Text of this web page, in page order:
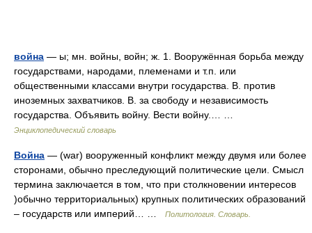
война — ы; мн. войны, войн; ж. 1. Вооружённая борьба между
государствами, народами, племенами и т.п. или
общественными классами внутри государства. В. против
иноземных захватчиков. В. за свободу и независимость
государства. Объявить войну. Вести войну.… …
Энциклопедический словарь
Война — (war) вооруженный конфликт между двумя или более
сторонами, обычно преследующий политические цели. Смысл
термина заключается в том, что при столкновении интересов
)обычно территориальных) крупных политических образований
– государств или империй… …
Политология. Словарь.